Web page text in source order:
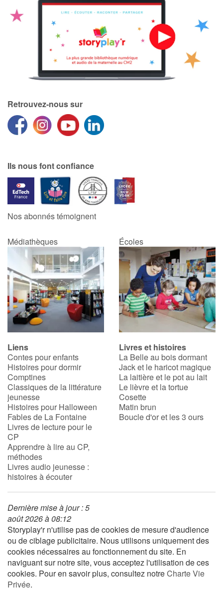
Retrouvez-nous sur
Ils nous font confiance
Nos abonnés témoignent
Médiathèques Écoles
Liens
Contes pour enfants
Histoires pour dormir
Comptines
Classiques de la littérature
jeunesse
Histoires pour Halloween
Fables de La Fontaine
Livres de lecture pour le
CP
Apprendre à lire au CP,
méthodes
Livres audio jeunesse :
histoires à écouter
Livres et histoires
La Belle au bois dormant
Jack et le haricot magique
La laitière et le pot au lait
Le lièvre et la tortue
Cosette
Matin brun
Boucle d'or et les 3 ours
Dernière mise à jour : 5
août 2026 à 08:12
Storyplay'r n'utilise pas de cookies de mesure d'audience
ou de ciblage publicitaire. Nous utilisons uniquement des
cookies nécessaires au fonctionnement du site. En
naviguant sur notre site, vous acceptez l'utilisation de ces
cookies. Pour en savoir plus, consultez notreCharte Vie
Privée.